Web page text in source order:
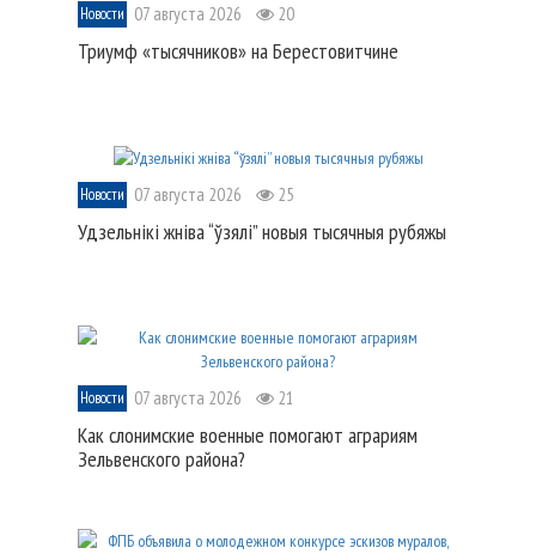
Новости 07 августа 2026 20
Триумф «тысячников» на Берестовитчине
Новости 07 августа 2026 25
Удзельнікі жніва “ўзялі” новыя тысячныя рубяжы
Новости 07 августа 2026 21
Как слонимские военные помогают аграриям
Зельвенского района?